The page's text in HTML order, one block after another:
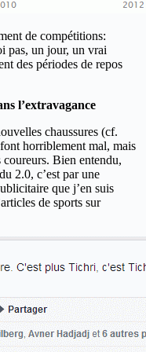
de compétitions:
pas, un jour, un vrai
des périodes de repos
l’extravagance
chaussures (cf.
horriblement mal, mais
Bien entendu,
2.0, c’est par une
que j’en suis
de sports sur